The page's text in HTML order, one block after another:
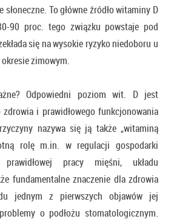
To główne źródło witaminy D
90 proc. tego związku powstaje pod
się na wysokie ryzyko niedoboru u
zimowym.
Odpowiedni poziom wit. D jest
i prawidłowego funkcjonowania
nazywa się ją także „witaminą
rolę m.in. w regulacji gospodarki
prawidłowej pracy mięśni, układu
fundamentalne znaczenie dla zdrowia
jednym z pierwszych objawów jej
o podłożu stomatologicznym.